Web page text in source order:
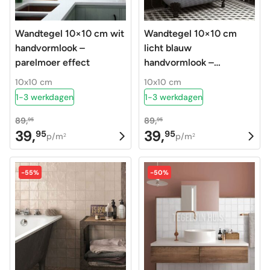
Wandtegel 10×10 cm wit
handvormlook –
parelmoer effect
10x10 cm
1-3 werkdagen
89,95
Oorspronkelijke
prijs
was:
89,95.
39,95
Huidige
prijs
is:
39,95.
p/m2
Wandtegel 10×10 cm
licht blauw
handvormlook –
parelmoer effect
10x10 cm
1-3 werkdagen
89,95
Oorspronkelijke
prijs
was:
89,95.
39,95
Huidige
prijs
is:
39,95.
p/m2
-55% -50%